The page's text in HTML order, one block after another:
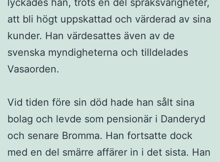
lyckades han, trots en del språksvårigheter,
att bli högt uppskattad och värderad av sina
kunder. Han värdesattes även av de
svenska myndigheterna och tilldelades
Vasaorden.
Vid tiden före sin död hade han sålt sina
bolag och levde som pensionär i Danderyd
och senare Bromma. Han fortsatte dock
med en del smärre affärer in i det sista. Han